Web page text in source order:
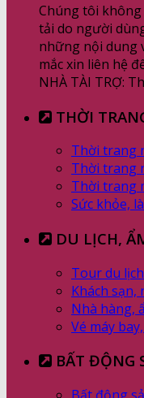
Chúng tôi
tải do người
những nội dung
mắc xin liên hệ
NHÀ TÀI TRỢ:
THỜI
Thời trang
Thời trang
Thời trang
Sức khỏe,
DU LỊCH,
Tour du lịch
Khách sạn,
Nhà hàng,
Vé máy
BẤT ĐỘNG